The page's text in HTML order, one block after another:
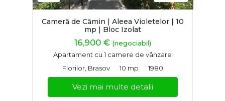
Cameră de Cămin | Aleea Violetelor | 10
mp | Bloc Izolat
16,900 € (negociabil)
Apartament cu 1 camere de vânzare
Florilor, Brasov
10 mp 1980
Vezi mai multe detalii